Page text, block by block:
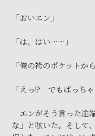
「おいエン」
「は、はい……」
「俺の袴のポケット
「えっ!? でもばっち
エンがそう言った途
な」と呟いた。そして